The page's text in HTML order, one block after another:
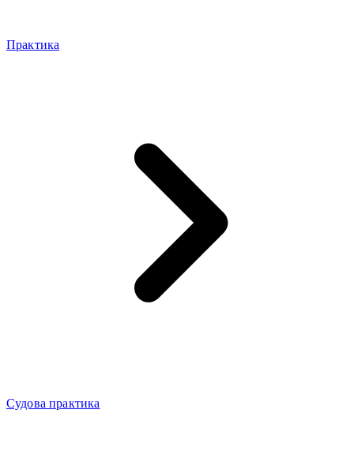
Практика
Судова практика